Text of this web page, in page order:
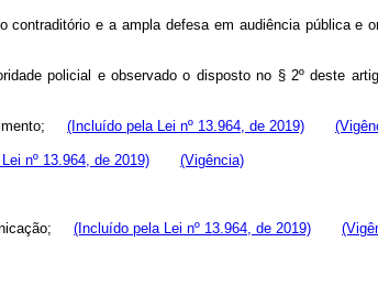
contraditório e a ampla defesa em audiência pública
policial e observado o disposto no § 2º deste
(Incluído pela Lei nº 13.964, de 2019)
nº 13.964, de 2019) (Vigência)
(Incluído pela Lei nº 13.964, de 2019)